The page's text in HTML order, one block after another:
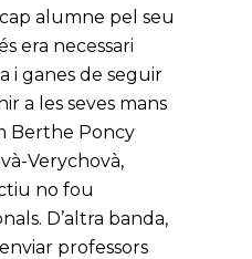
alumne pel seu
era necessari
i ganes de seguir
a les seves mans
Berthe Poncy
Verychovà,
no fou
D’altra banda,
professors